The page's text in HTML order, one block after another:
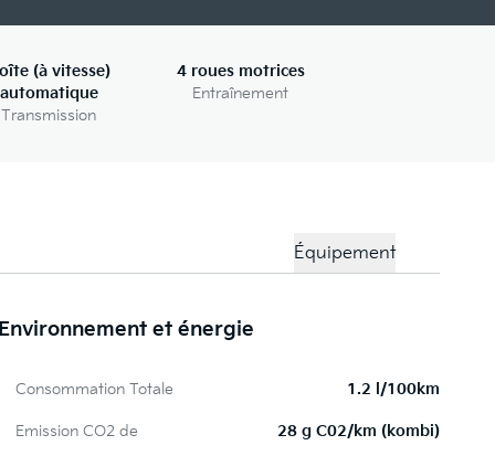
(à vitesse)
automatique
Transmission
4 roues motrices
Entraînement
Équipement
Environnement et énergie
Consommation Totale 1.2 l/100km
Emission CO2 de 28 g C02/km (kombi)